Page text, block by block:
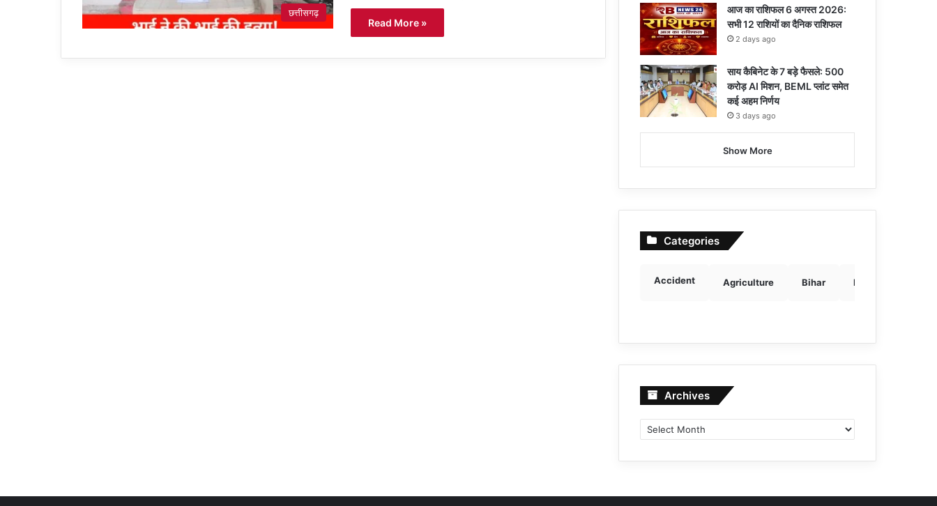
छत्तीसगढ़
Read More »
आज का राशिफल 6 अगस्त 2026:
सभी 12 राशियों का दैनिक राशिफल
2 days ago
साय कैबिनेट के 7 बड़े फैसले: 500
करोड़ AI मिशन, BEML प्लांट समेत
कई अहम निर्णय
3 days ago
Show More
Categories
Accident Agriculture Bihar Breaking news
Archives Archives